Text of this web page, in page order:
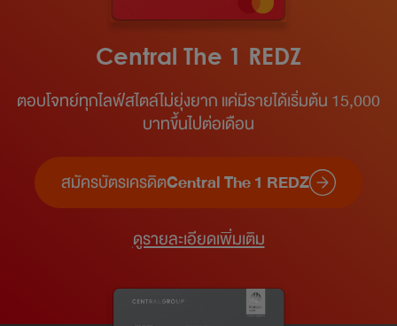
Central The 1 REDZ
ตอบโจทย์ทุกไลฟ์สไตล์ไม่ยุ่งยาก แค่มีรายได้เริ่มต้น 15,000
บาทขึ้นไปต่อเดือน​
สมัครบัตรเครดิตCentral The 1 REDZ
ดูรายละเอียดเพิ่มเติม